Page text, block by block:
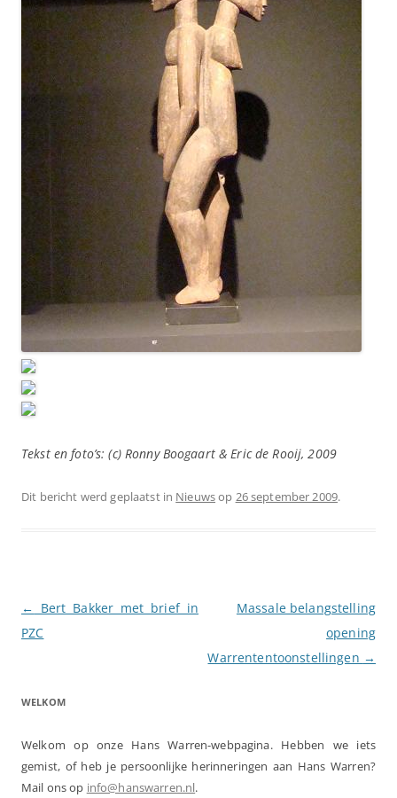
Tekst en foto’s: (c) Ronny Boogaart & Eric de Rooij, 2009
Dit bericht werd geplaatst in Nieuwsop 26 september 2009.
Berichtnavigatie
← Bert Bakker met brief in
PZC
Massale belangstelling
opening
Warrententoonstellingen →
WELKOM
Welkom op onze Hans Warren-webpagina. Hebben we iets
gemist, of heb je persoonlijke herinneringen aan Hans Warren?
Mail ons op info@hanswarren.nl.